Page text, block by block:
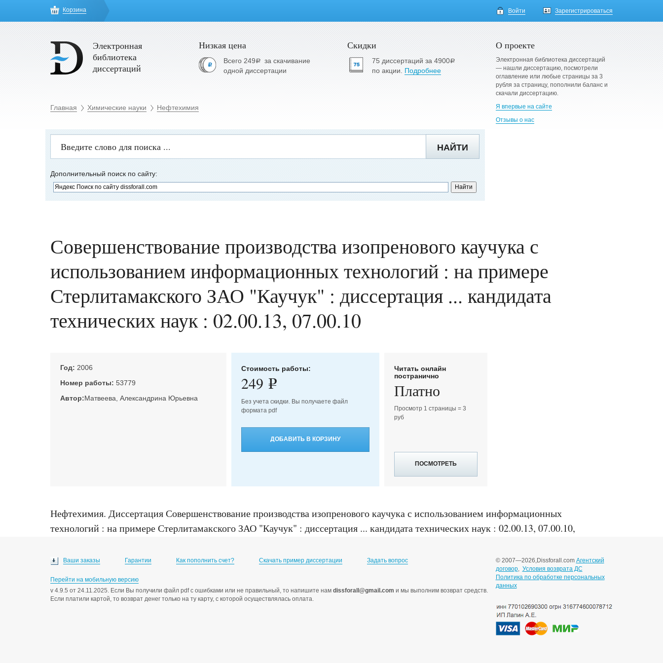
Корзина Войти Зарегистрироваться
Электронная
библиотека
диссертаций
Низкая цена
Всего 249a за скачивание
одной диссертации
Скидки
75 диссертаций за 4900a
по акции. Подробнее
Главная Химические науки Нефтехимия
О проекте
Электронная библиотека диссертаций
— нашли диссертацию, посмотрели
оглавление или любые страницы за 3
рубля за страницу, пополнили баланс и
скачали диссертацию.
Я впервые на сайте
Отзывы о нас
НАЙТИ
Дополнительный поиск по сайту:
Совершенствование производства изопренового каучука с
использованием информационных технологий : на примере
Стерлитамакского ЗАО "Каучук" : диссертация ... кандидата
технических наук : 02.00.13, 07.00.10
Год: 2006
Номер работы: 53779
Автор:Матвеева, Александрина Юрьевна
Стоимость работы:
249 e
Без учета скидки. Вы получаете файл
формата pdf
ДОБАВИТЬ В КОРЗИНУ
Читать онлайн
постранично
Платно
Просмотр 1 страницы = 3
руб
ПОСМОТРЕТЬ
Нефтехимия. Диссертация Совершенствование производства изопренового каучука с использованием информационных
технологий : на примере Стерлитамакского ЗАО "Каучук" : диссертация ... кандидата технических наук : 02.00.13, 07.00.10,
Ваши заказы Гарантии Как пополнить счет? Скачать пример диссертации Задать вопрос
Перейти на мобильную версию
v 4.9.5 от 24.11.2025. Если Вы получили файл pdf с ошибками или не правильный, то напишите нам dissforall@gmail.com и мы выполним возврат средств.
Если платили картой, то возврат денег только на ту карту, с которой осуществлялась оплата.
© 2007—2026,Dissforall.com Агентский
договор, Условия возврата ДС
Политика по обработке персональных
данных